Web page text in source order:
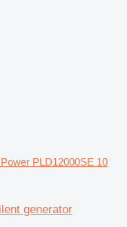
PLD12000SE 10
generator